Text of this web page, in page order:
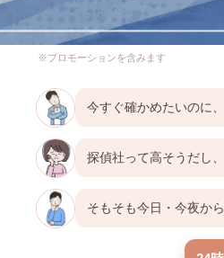
※プロモーションを含みます
今すぐ確かめたいのに
探偵社って高そうだし
そもそも今日・今夜か